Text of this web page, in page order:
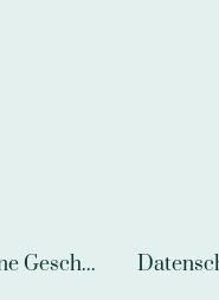
AGB/Allgemeine Geschäftsbedingungen